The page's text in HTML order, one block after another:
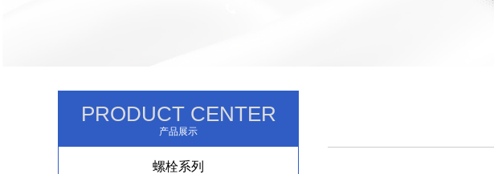
PRODUCT CENTER
产品展示
螺栓系列